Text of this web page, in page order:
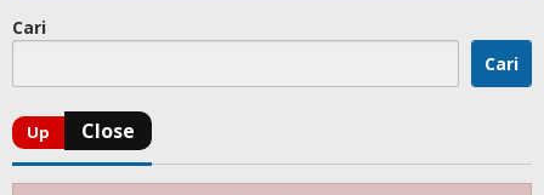
Cari
Cari